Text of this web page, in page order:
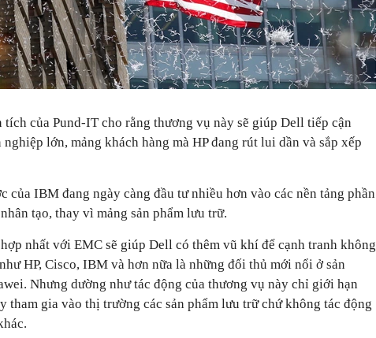
tích của Pund-IT cho rằng thương vụ này sẽ giúp Dell tiếp cận
lớn, mảng khách hàng mà HP đang rút lui dần và sắp xếp
của IBM đang ngày càng đầu tư nhiều hơn vào các nền tảng phần
tạo, thay vì mảng sản phẩm lưu trữ.
nhất với EMC sẽ giúp Dell có thêm vũ khí để cạnh tranh không
HP, Cisco, IBM và hơn nữa là những đối thủ mới nổi ở sản
Nhưng dường như tác động của thương vụ này chỉ giới hạn
tham gia vào thị trường các sản phẩm lưu trữ chứ không tác động